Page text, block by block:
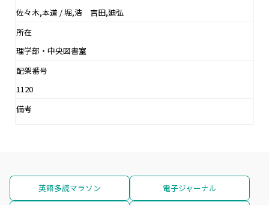
佐々木,本道 / 堀,浩 吉田,廸弘
所在
理学部・中央図書室
配架番号
1120
備考
英語多読マラソン 電子ジャーナル